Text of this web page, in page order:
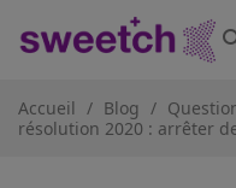
Accueil Blog
résolution 2020 : arrêter